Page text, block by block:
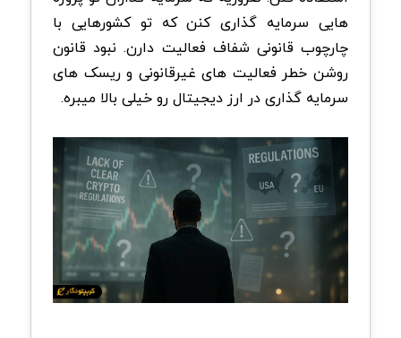
هایی سرمایه گذاری کنن که تو کشورهایی با
چارچوب قانونی شفاف فعالیت دارن. نبود قانون
روشن خطر فعالیت های غیرقانونی و ریسک های
سرمایه گذاری در ارز دیجیتال رو خیلی بالا میبره.